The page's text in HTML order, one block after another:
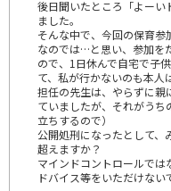
後日聞いたところ「よーい
ました。
そんな中で、今回の保育参
なのでは…と思い、参加を
ので、1日休んで自宅で子
て、私が行かないのも本人
担任の先生は、やらずに親
ていましたが、それがうち
立ちするので）
公開処刑になったとして、
超えますか？
マインドコントロールでは
ドバイス等をいただけない